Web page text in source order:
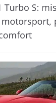
Turbo S: